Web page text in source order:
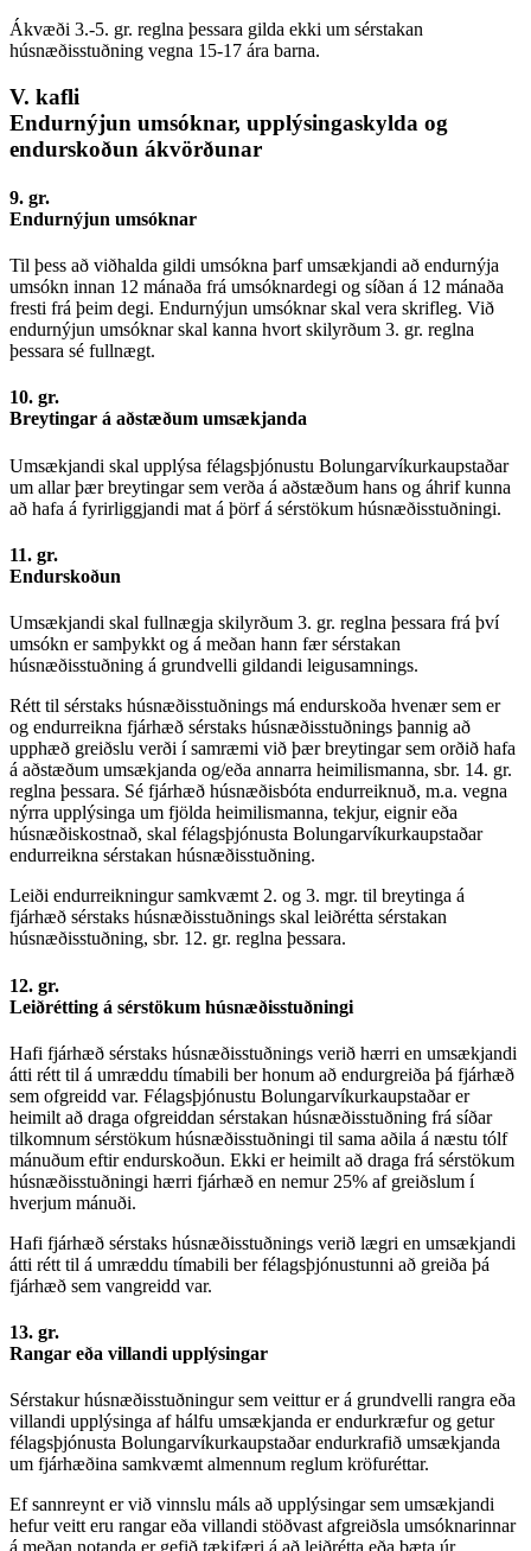
Ákvæði 3.-5. gr. reglna þessara gilda ekki um sérstakan
húsnæðisstuðning vegna 15-17 ára barna.
V. kafli
Endurnýjun umsóknar, upplýsingaskylda og
endurskoðun ákvörðunar
9. gr.
Endurnýjun umsóknar
Til þess að viðhalda gildi umsókna þarf umsækjandi að endurnýja
umsókn innan 12 mánaða frá umsóknardegi og síðan á 12 mánaða
fresti frá þeim degi. Endurnýjun umsóknar skal vera skrifleg. Við
endurnýjun umsóknar skal kanna hvort skilyrðum 3. gr. reglna
þessara sé fullnægt.
10. gr.
Breytingar á aðstæðum umsækjanda
Umsækjandi skal upplýsa félagsþjónustu Bolungarvíkurkaupstaðar
um allar þær breytingar sem verða á aðstæðum hans og áhrif kunna
að hafa á fyrirliggjandi mat á þörf á sérstökum húsnæðisstuðningi.
11. gr.
Endurskoðun
Umsækjandi skal fullnægja skilyrðum 3. gr. reglna þessara frá því
umsókn er samþykkt og á meðan hann fær sérstakan
húsnæðisstuðning á grundvelli gildandi leigusamnings.
Rétt til sérstaks húsnæðisstuðnings má endurskoða hvenær sem er
og endurreikna fjárhæð sérstaks húsnæðisstuðnings þannig að
upphæð greiðslu verði í samræmi við þær breytingar sem orðið hafa
á aðstæðum umsækjanda og/eða annarra heimilismanna, sbr. 14. gr.
reglna þessara. Sé fjárhæð húsnæðisbóta endurreiknuð, m.a. vegna
nýrra upplýsinga um fjölda heimilismanna, tekjur, eignir eða
húsnæðiskostnað, skal félagsþjónusta Bolungarvíkurkaupstaðar
endurreikna sérstakan húsnæðisstuðning.
Leiði endurreikningur samkvæmt 2. og 3. mgr. til breytinga á
fjárhæð sérstaks húsnæðisstuðnings skal leiðrétta sérstakan
húsnæðisstuðning, sbr. 12. gr. reglna þessara.
12. gr.
Leiðrétting á sérstökum húsnæðisstuðningi
Hafi fjárhæð sérstaks húsnæðisstuðnings verið hærri en umsækjandi
átti rétt til á umræddu tímabili ber honum að endurgreiða þá fjárhæð
sem ofgreidd var. Félagsþjónustu Bolungarvíkurkaupstaðar er
heimilt að draga ofgreiddan sérstakan húsnæðisstuðning frá síðar
tilkomnum sérstökum húsnæðisstuðningi til sama aðila á næstu tólf
mánuðum eftir endurskoðun. Ekki er heimilt að draga frá sérstökum
húsnæðisstuðningi hærri fjárhæð en nemur 25% af greiðslum í
hverjum mánuði.
Hafi fjárhæð sérstaks húsnæðisstuðnings verið lægri en umsækjandi
átti rétt til á umræddu tímabili ber félagsþjónustunni að greiða þá
fjárhæð sem vangreidd var.
13. gr.
Rangar eða villandi upplýsingar
Sérstakur húsnæðisstuðningur sem veittur er á grundvelli rangra eða
villandi upplýsinga af hálfu umsækjanda er endurkræfur og getur
félagsþjónusta Bolungarvíkurkaupstaðar endurkrafið umsækjanda
um fjárhæðina samkvæmt almennum reglum kröfuréttar.
Ef sannreynt er við vinnslu máls að upplýsingar sem umsækjandi
hefur veitt eru rangar eða villandi stöðvast afgreiðsla umsóknarinnar